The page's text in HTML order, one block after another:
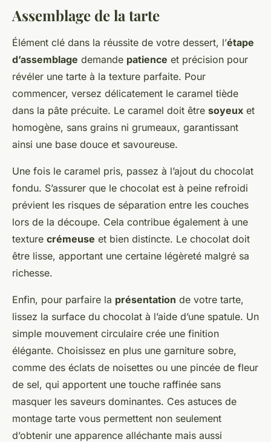
Assemblage de la tarte
Élément clé dans la réussite de votre dessert, l’étape
d’assemblage demande patience et précision pour
révéler une tarte à la texture parfaite. Pour
commencer, versez délicatement le caramel tiède
dans la pâte précuite. Le caramel doit être soyeux et
homogène, sans grains ni grumeaux, garantissant
ainsi une base douce et savoureuse.
Une fois le caramel pris, passez à l’ajout du chocolat
fondu. S’assurer que le chocolat est à peine refroidi
prévient les risques de séparation entre les couches
lors de la découpe. Cela contribue également à une
texture crémeuse et bien distincte. Le chocolat doit
être lisse, apportant une certaine légèreté malgré sa
richesse.
Enfin, pour parfaire la présentation de votre tarte,
lissez la surface du chocolat à l’aide d’une spatule. Un
simple mouvement circulaire crée une finition
élégante. Choisissez en plus une garniture sobre,
comme des éclats de noisettes ou une pincée de fleur
de sel, qui apportent une touche raffinée sans
masquer les saveurs dominantes. Ces astuces de
montage tarte vous permettent non seulement
d’obtenir une apparence alléchante mais aussi